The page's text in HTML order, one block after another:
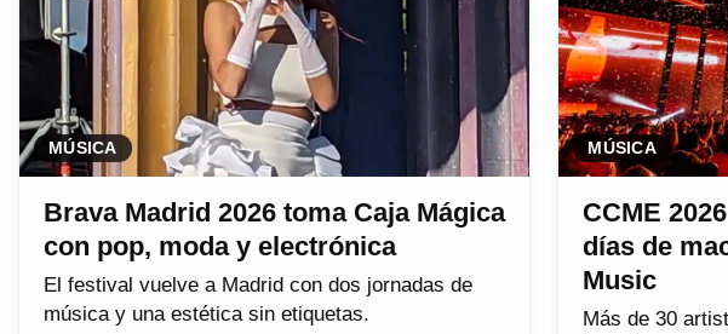
MÚSICA
Brava Madrid 2026 toma Caja Mágica
con pop, moda y electrónica
El festival vuelve a Madrid con dos jornadas de
música y una estética sin etiquetas.
MÚSICA
CCME
días de
Music
Más de 30